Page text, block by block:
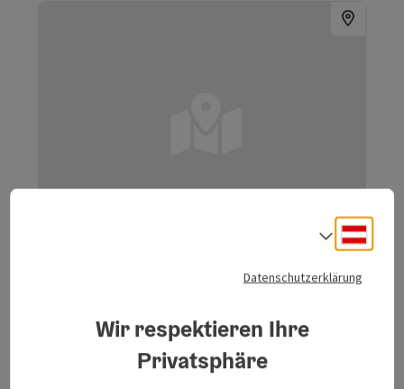
Gasthaus Badhaus Runde
Wanderweg
Datenschutzerklärung
Wir respektieren Ihre
Privatsphäre